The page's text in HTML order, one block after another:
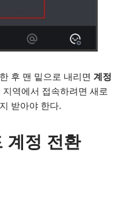
후 맨 밑으로 내리면 계정
역에서 접속하려면 새로
받아야 한다.
계정 전환